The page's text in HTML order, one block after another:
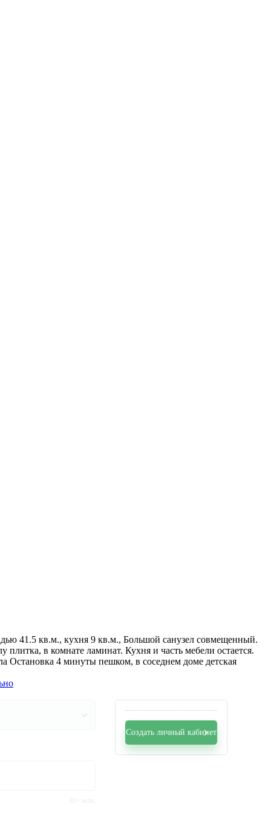
41.5 кв.м., кухня 9 кв.м., Большой санузел совмещенный.
в комнате ламинат. Кухня и часть мебели остается.
Остановка 4 минуты пешком, в соседнем доме детская
Создать личный кабинет